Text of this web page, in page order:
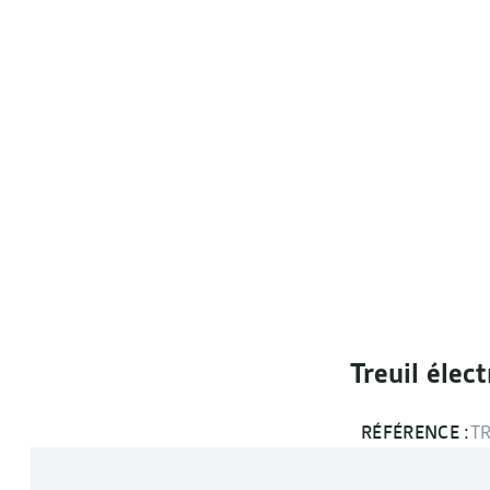
Treuil
RÉFÉRENCE :